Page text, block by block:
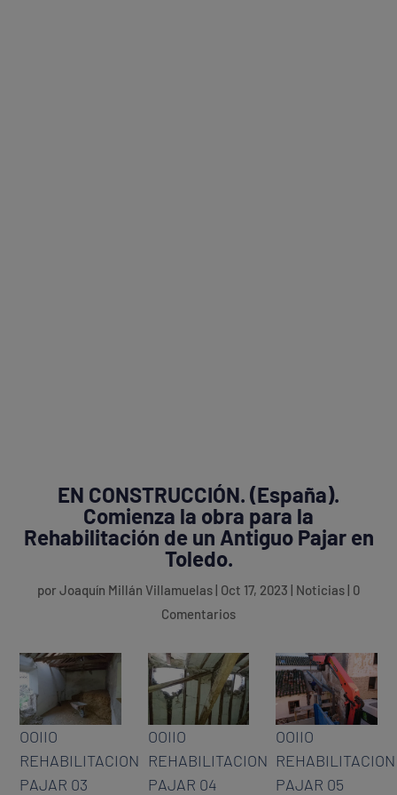
EN CONSTRUCCIÓN. (España).
Comienza la obra para la
Rehabilitación de un Antiguo Pajar en
Toledo.
por Joaquín Millán Villamuelas| Oct 17, 2023 | Noticias| 0
Comentarios
OOIIO
REHABILITACION
PAJAR 03
OOIIO
REHABILITACION
PAJAR 04
OOIIO
REHABILITACION
PAJAR 05